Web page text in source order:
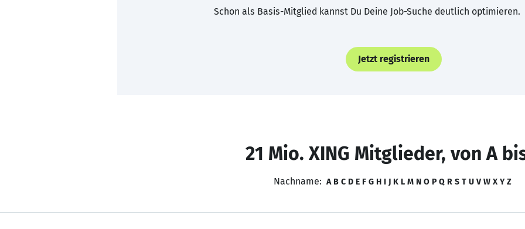
Schon als Basis-Mitglied kannst Du Deine Job-Suche deutlich optimieren.
Jetzt registrieren
21 Mio. XING Mitglieder, von A
Nachname: A B C D E F G H I J K L M N O P Q R S T U V W X Y Z